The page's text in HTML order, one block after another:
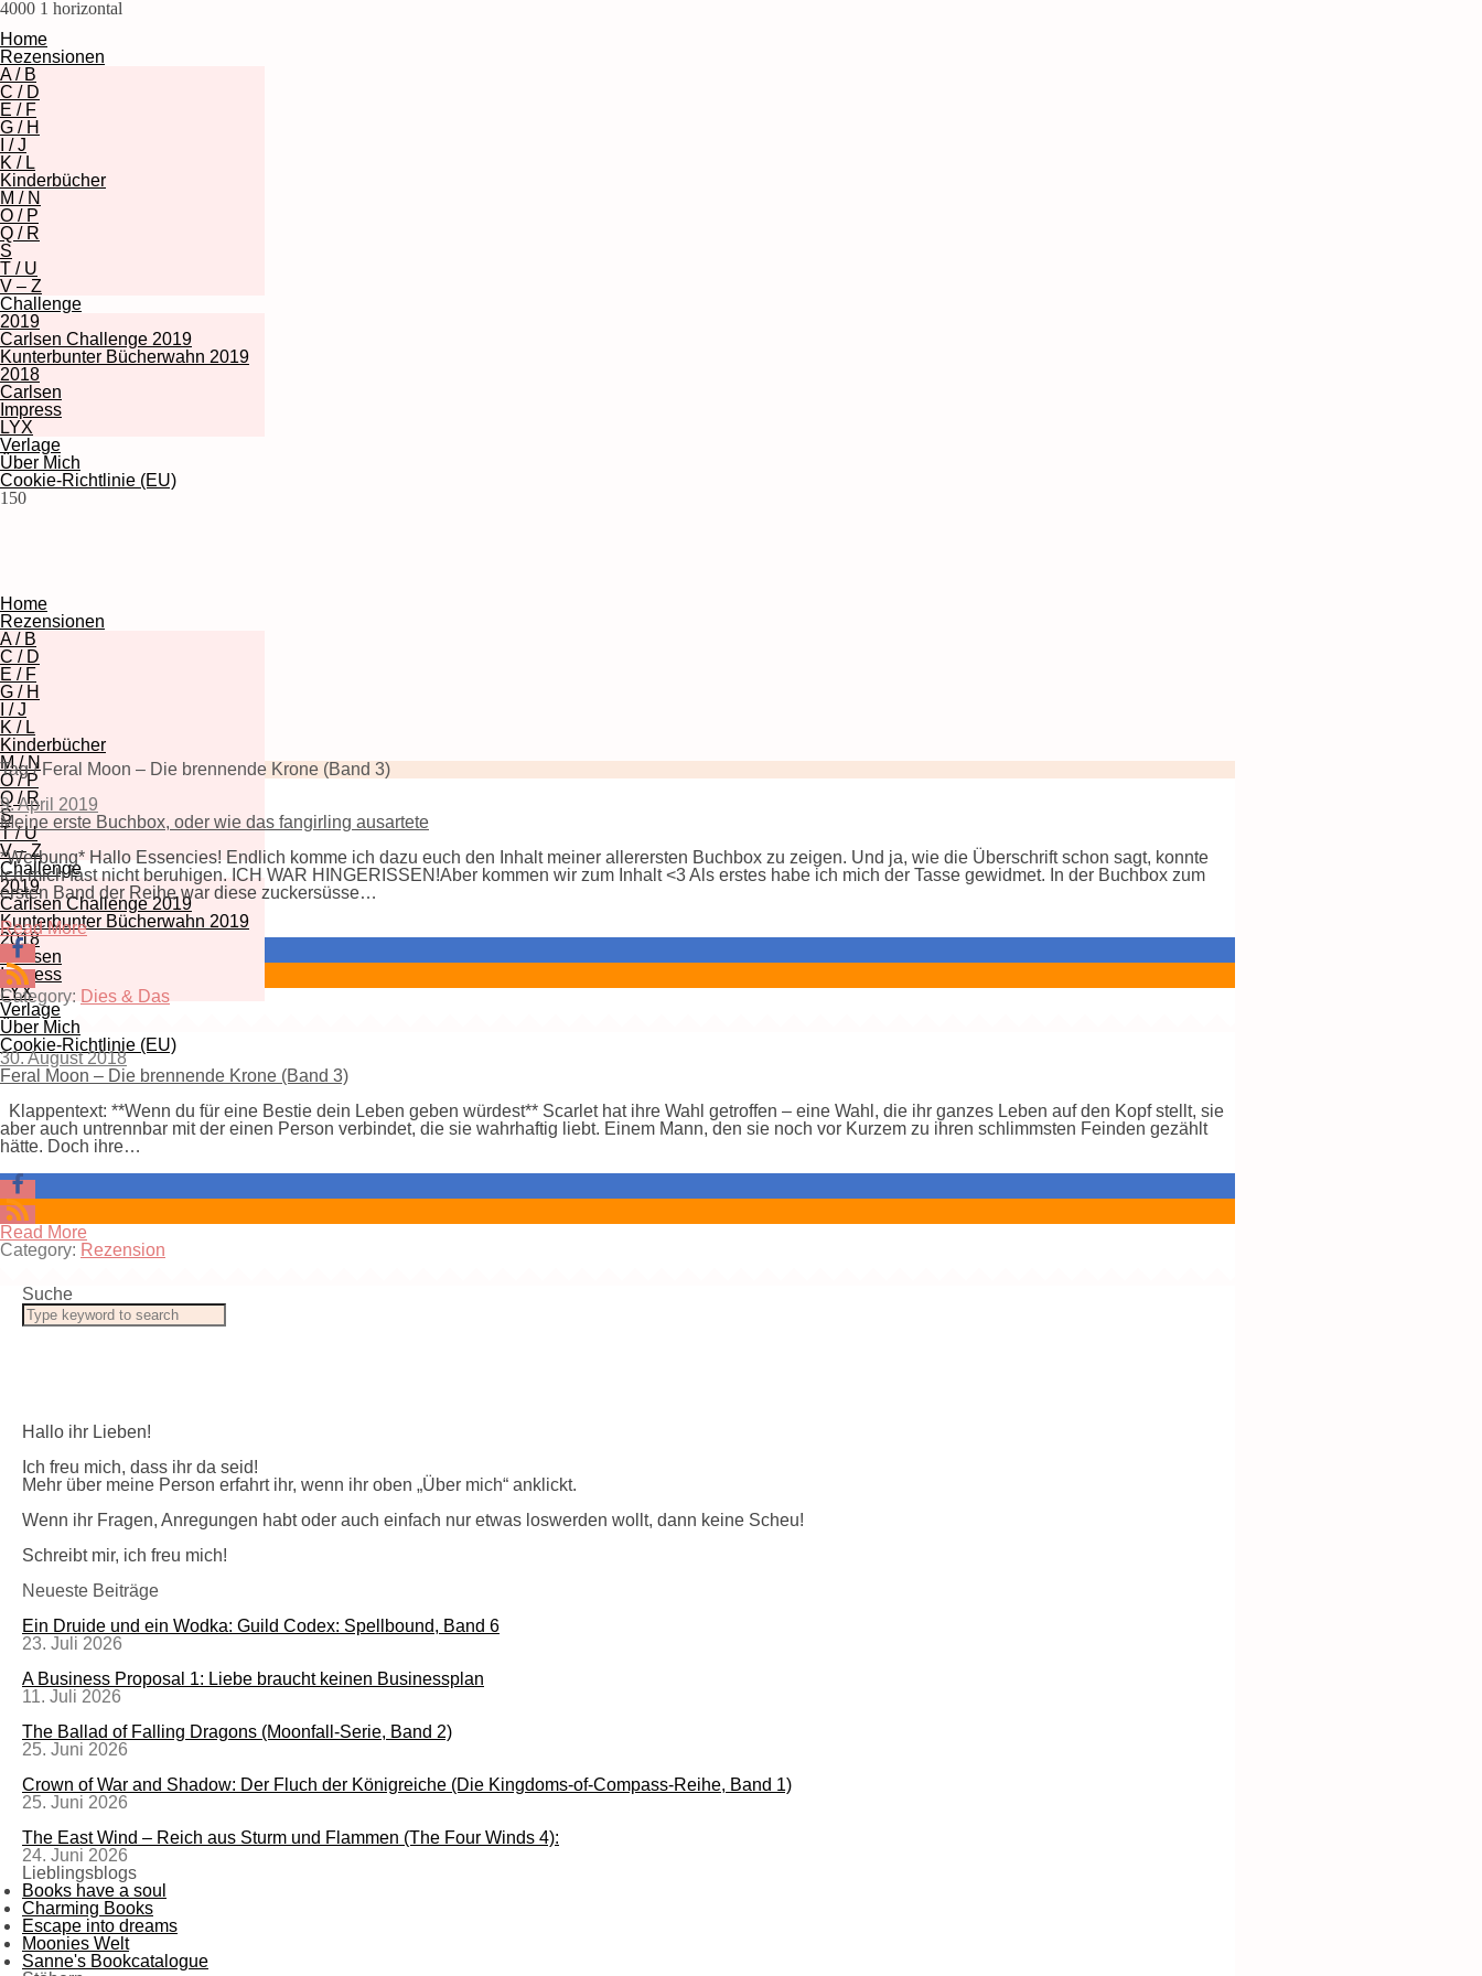
4000 1 horizontal
Home
Rezensionen
A / B
C / D
E / F
G / H
I / J
K / L
Kinderbücher
M / N
O / P
Q / R
S
T / U
V – Z
Challenge
2019
Carlsen Challenge 2019
Kunterbunter Bücherwahn 2019
2018
Carlsen
Impress
LYX
Verlage
Über Mich
Cookie-Richtlinie (EU)
150
Home
Rezensionen
A / B
C / D
E / F
G / H
I / J
K / L
Kinderbücher
M / N
O / P
Q / R
S
T / U
V – Z
Challenge
2019
Carlsen Challenge 2019
Kunterbunter Bücherwahn 2019
2018
Carlsen
Impress
LYX
Verlage
Über Mich
Cookie-Richtlinie (EU)
Tag / Feral Moon – Die brennende Krone (Band 3)
9. April 2019
Meine erste Buchbox, oder wie das fangirling ausartete
*Werbung* Hallo Essencies! Endlich komme ich dazu euch den Inhalt meiner allerersten Buchbox zu zeigen. Und ja, wie die Überschrift schon sagt, konnte
ich mich fast nicht beruhigen. ICH WAR HINGERISSEN!Aber kommen wir zum Inhalt <3 Als erstes habe ich mich der Tasse gewidmet. In der Buchbox zum
ersten Band der Reihe war diese zuckersüsse…
Read More
Category: Dies & Das
30. August 2018
Feral Moon – Die brennende Krone (Band 3)
Klappentext: **Wenn du für eine Bestie dein Leben geben würdest** Scarlet hat ihre Wahl getroffen – eine Wahl, die ihr ganzes Leben auf den Kopf stellt, sie
aber auch untrennbar mit der einen Person verbindet, die sie wahrhaftig liebt. Einem Mann, den sie noch vor Kurzem zu ihren schlimmsten Feinden gezählt
hätte. Doch ihre…
Read More
Category: Rezension
Suche
Hallo ihr Lieben!
Ich freu mich, dass ihr da seid!
Mehr über meine Person erfahrt ihr, wenn ihr oben „Über mich“ anklickt.
Wenn ihr Fragen, Anregungen habt oder auch einfach nur etwas loswerden wollt, dann keine Scheu!
Schreibt mir, ich freu mich!
Neueste Beiträge
Ein Druide und ein Wodka: Guild Codex: Spellbound, Band 6
23. Juli 2026
A Business Proposal 1: Liebe braucht keinen Businessplan
11. Juli 2026
The Ballad of Falling Dragons (Moonfall-Serie, Band 2)
25. Juni 2026
Crown of War and Shadow: Der Fluch der Königreiche (Die Kingdoms-of-Compass-Reihe, Band 1)
25. Juni 2026
The East Wind – Reich aus Sturm und Flammen (The Four Winds 4):
24. Juni 2026
Lieblingsblogs
Books have a soul
Charming Books
Escape into dreams
Moonies Welt
Sanne's Bookcatalogue